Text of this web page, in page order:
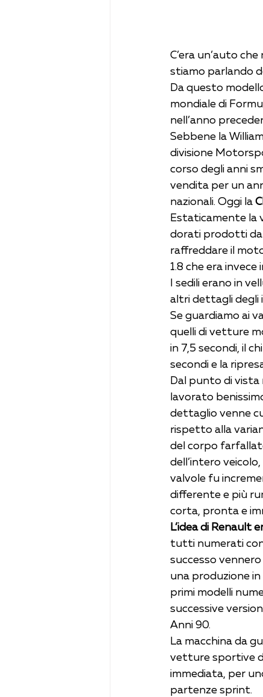
C’era un’auto
stiamo parlando
Da questo
mondiale di
nell’anno
Sebbene la
divisione
corso degli anni
vendita per un
nazionali. Oggi la
Estaticamente la
dorati prodotti
raffreddare il
1.8 che era
I sedili erano in
altri dettagli degli
Se guardiamo ai
quelli di vetture
in 7,5 secondi, il
secondi e la
Dal punto di
lavorato
dettaglio venne
rispetto alla
del corpo
dell’intero
valvole fu
differente e più
corta, pronta e
L’idea di Renault
tutti numerati
successo
una produzione
primi modelli
successive
Anni 90.
La macchina da
vetture sportive
immediata, per
partenze sprint.